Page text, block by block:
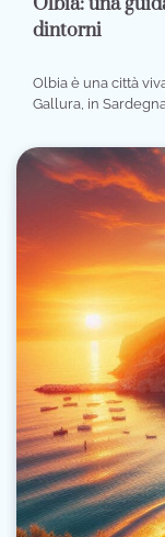
dintorni
Olbia è una città
Gallura, in